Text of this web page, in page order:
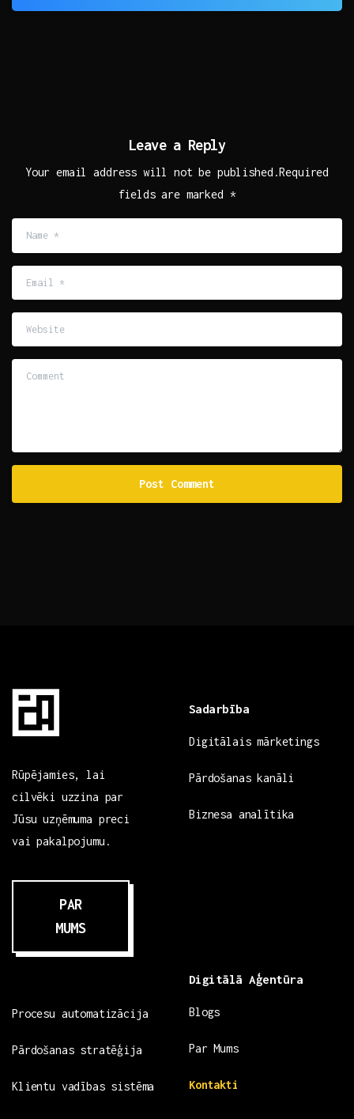
Leave a Reply
Your email address will not be published.Required
fields are marked *
*
Website
Rūpējamies, lai
cilvēki uzzina par
Jūsu uzņēmuma preci
vai pakalpojumu.
PAR
MUMS
Sadarbība
Digitālais mārketings
Pārdošanas kanāli
Biznesa analītika
Procesu automatizācija
Pārdošanas stratēģija
Klientu vadības sistēma
Digitālā Aģentūra
Blogs
Par Mums
Kontakti